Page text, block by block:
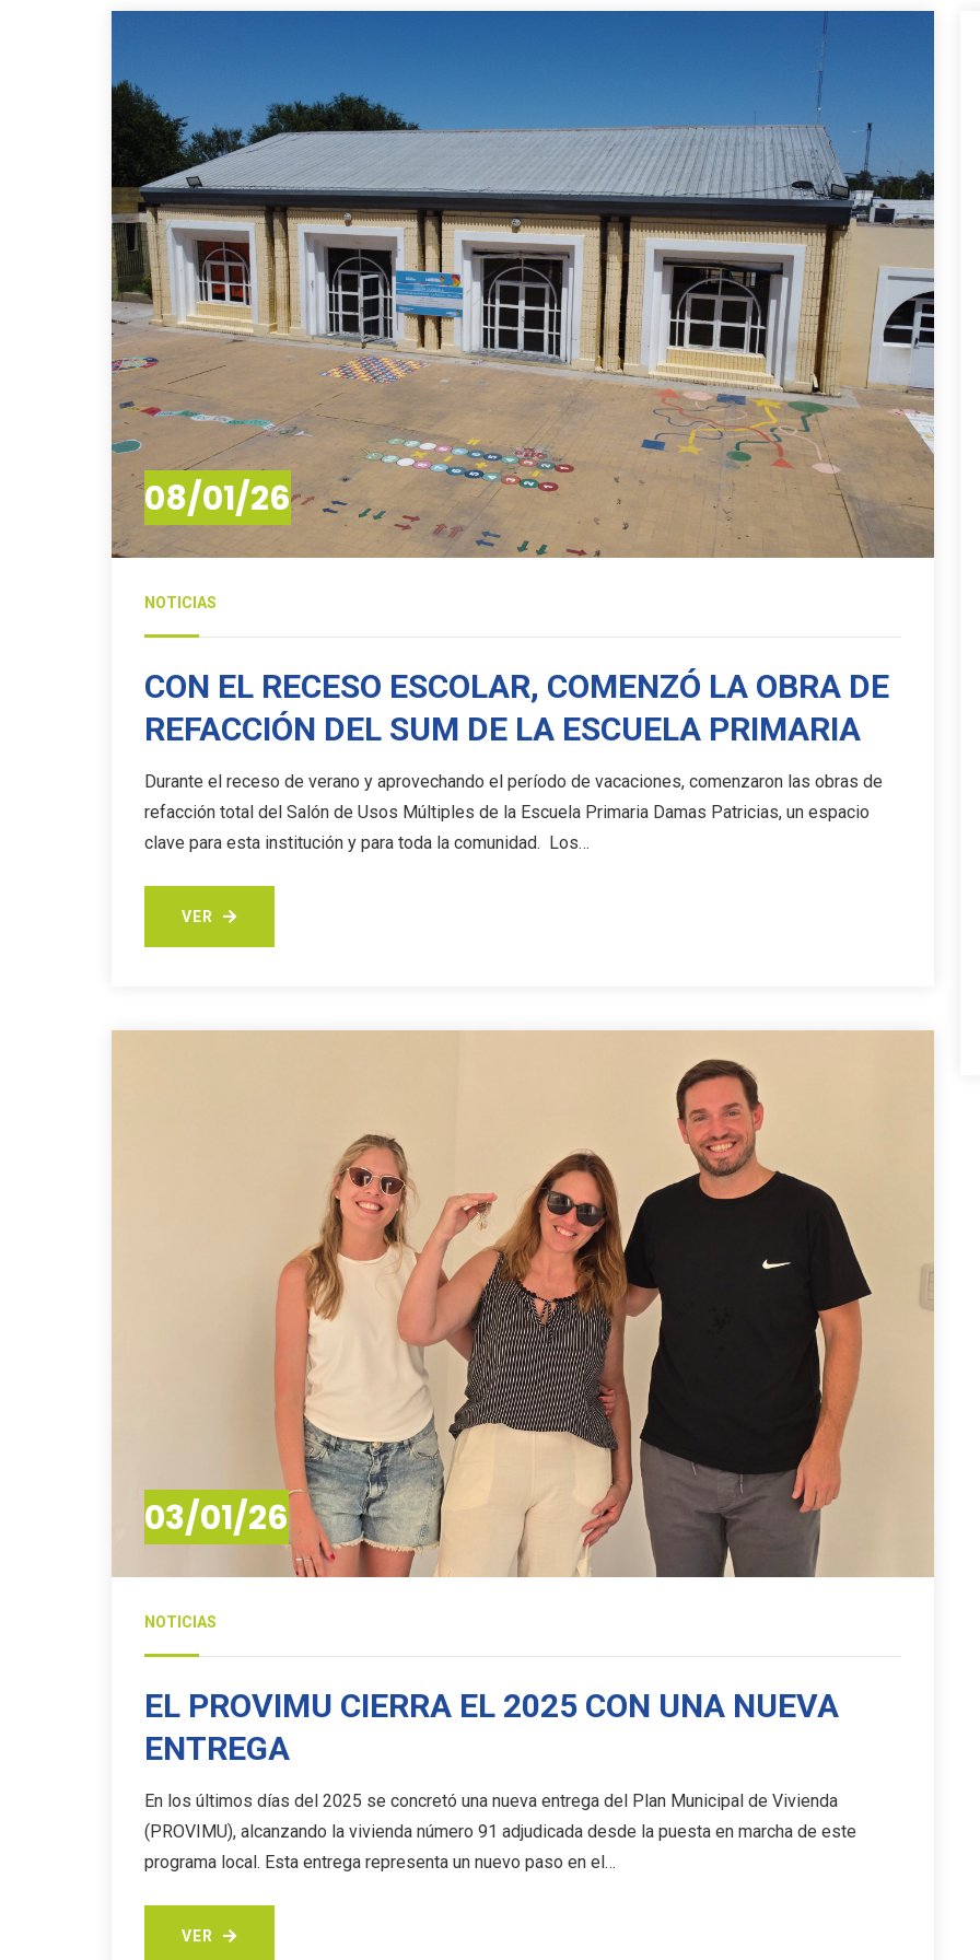
08/01/26
NOTICIAS
CON EL RECESO ESCOLAR, COMENZÓ LA OBRA DE
REFACCIÓN DEL SUM DE LA ESCUELA PRIMARIA
Durante el receso de verano y aprovechando el período de vacaciones, comenzaron las obras de
refacción total del Salón de Usos Múltiples de la Escuela Primaria Damas Patricias, un espacio
clave para esta institución y para toda la comunidad. Los…
VER
03/01/26
NOTICIAS
EL PROVIMU CIERRA EL 2025 CON UNA NUEVA
ENTREGA
En los últimos días del 2025 se concretó una nueva entrega del Plan Municipal de Vivienda
(PROVIMU), alcanzando la vivienda número 91 adjudicada desde la puesta en marcha de este
programa local. Esta entrega representa un nuevo paso en el…
VER